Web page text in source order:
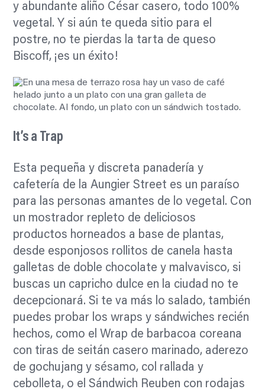
y abundante aliño César casero, todo 100%
vegetal. Y si aún te queda sitio para el
postre, no te pierdas la tarta de queso
Biscoff, ¡es un éxito!
It’s a Trap
Esta pequeña y discreta panadería y
cafetería de la Aungier Street es un paraíso
para las personas amantes de lo vegetal. Con
un mostrador repleto de deliciosos
productos horneados a base de plantas,
desde esponjosos rollitos de canela hasta
galletas de doble chocolate y malvavisco, si
buscas un capricho dulce en la ciudad no te
decepcionará. Si te va más lo salado, también
puedes probar los wraps y sándwiches recién
hechos, como el Wrap de barbacoa coreana
con tiras de seitán casero marinado, aderezo
de gochujang y sésamo, col rallada y
cebolleta, o el Sándwich Reuben con rodajas